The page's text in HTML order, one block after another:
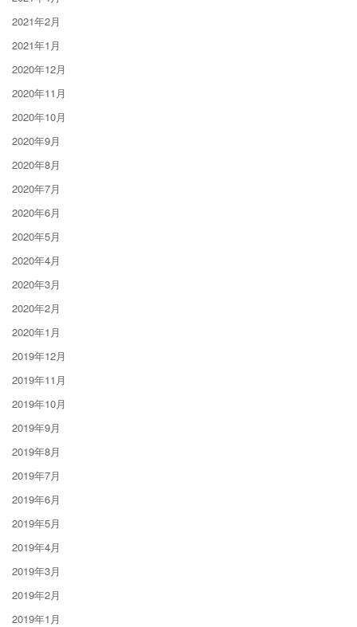
2021年2月
2021年1月
2020年12月
2020年11月
2020年10月
2020年9月
2020年8月
2020年7月
2020年6月
2020年5月
2020年4月
2020年3月
2020年2月
2020年1月
2019年12月
2019年11月
2019年10月
2019年9月
2019年8月
2019年7月
2019年6月
2019年5月
2019年4月
2019年3月
2019年2月
2019年1月